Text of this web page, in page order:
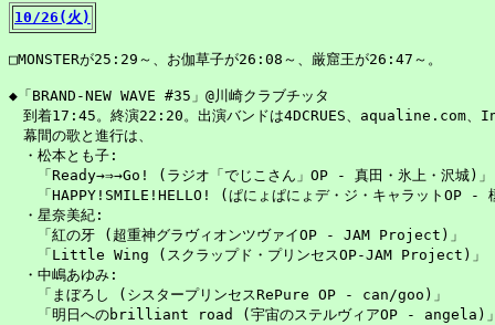
10/26(火)
□MONSTERが25:29～、お伽草子が26:08～、厳窟王が26:47～。
◆「BRAND-NEW WAVE #35」@川崎クラブチッタ
到着17:45。終演22:20。出演バンドは4DCRUES、
幕間の歌と進行は、
・松本とも子:
「Ready→⇒→Go! (ラジオ「でじこさん」OP - 真田・氷上・沢城)」
「HAPPY!SMILE!HELLO! (ぱにょぱにょデ・ジ・キャラットOP -
・星奈美紀:
「紅の牙 (超重神グラヴィオンツヴァイOP - JAM Project)」
「Little Wing (スクラップド・プリンセスOP-JAM Project)」
・中嶋あゆみ:
「まぼろし (シスタープリンセスRePure OP - can/goo)」
「明日へのbrilliant road (宇宙のステルヴィアOP - angela)